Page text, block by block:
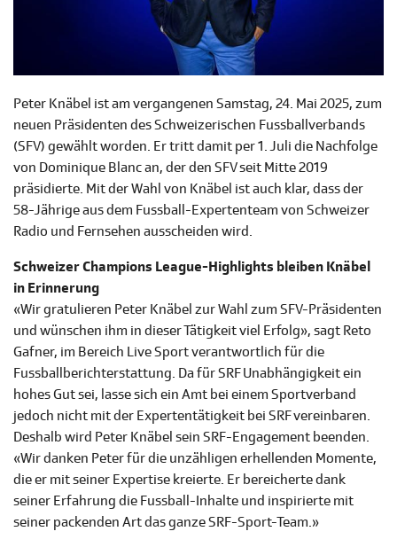
Peter Knäbel ist am vergangenen Samstag, 24. Mai 2025, zum
neuen Präsidenten des Schweizerischen Fussballverbands
(SFV) gewählt worden. Er tritt damit per 1. Juli die Nachfolge
von Dominique Blanc an, der den SFV seit Mitte 2019
präsidierte. Mit der Wahl von Knäbel ist auch klar, dass der
58-Jährige aus dem Fussball-Expertenteam von Schweizer
Radio und Fernsehen ausscheiden wird.
Schweizer Champions League-Highlights bleiben Knäbel
in Erinnerung
«Wir gratulieren Peter Knäbel zur Wahl zum SFV-Präsidenten
und wünschen ihm in dieser Tätigkeit viel Erfolg», sagt Reto
Gafner, im Bereich Live Sport verantwortlich für die
Fussballberichterstattung. Da für SRF Unabhängigkeit ein
hohes Gut sei, lasse sich ein Amt bei einem Sportverband
jedoch nicht mit der Expertentätigkeit bei SRF vereinbaren.
Deshalb wird Peter Knäbel sein SRF-Engagement beenden.
«Wir danken Peter für die unzähligen erhellenden Momente,
die er mit seiner Expertise kreierte. Er bereicherte dank
seiner Erfahrung die Fussball-Inhalte und inspirierte mit
seiner packenden Art das ganze SRF-Sport-Team.»